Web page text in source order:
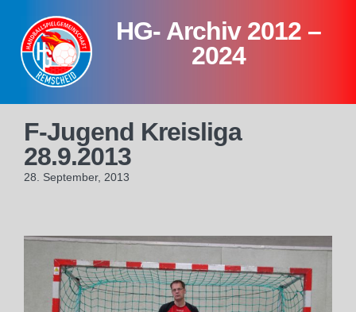
content
HG- Archiv 2012 –
2024
F-Jugend Kreisliga
28.9.2013
28. September, 2013